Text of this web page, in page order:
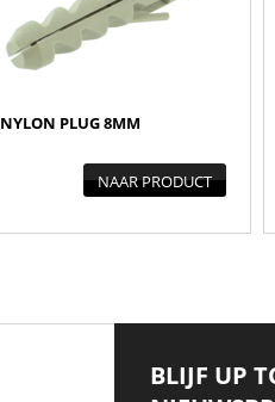
NYLON PLUG 8MM
NAAR PRODUCT
BLIJF UP